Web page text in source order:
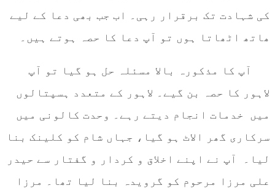
کی شہادت تک برقرار رہی۔ اب جب بھی دعا کے لیے
ھاتھ اٹھاتا ہوں تو آپ دعا کا حصہ ہوتے ہیں۔
آپ کا مذکورہ بالا مسئلہ حل ہو گیا تو آپ
لاہور کا حصہ بن گیے۔ لاہور کے متعدد ہسپتالوں
میں خدمات انجام دیتے رہے۔ وحدت کالونی میں
سرکاری گھر الاٹ ہو گیا، جہاں شام کو کلینک بنا
لیا۔ آپ نے اپنے اخلاق و کردار و گفتار سے حیدر
علی مرزا مرحوم کو گرویدہ بنا لیا تھا۔ مرزا